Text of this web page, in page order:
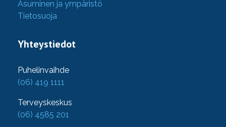
Asuminen ja ympäristö
Tietosuoja
Yhteystiedot
Puhelinvaihde
(06) 419 1111
Terveyskeskus
(06) 4585 201